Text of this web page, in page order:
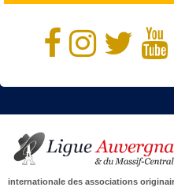
internationale des associations